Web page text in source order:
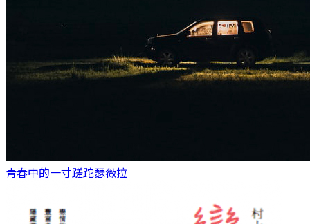
青春中的一寸蹉跎瑟薇拉